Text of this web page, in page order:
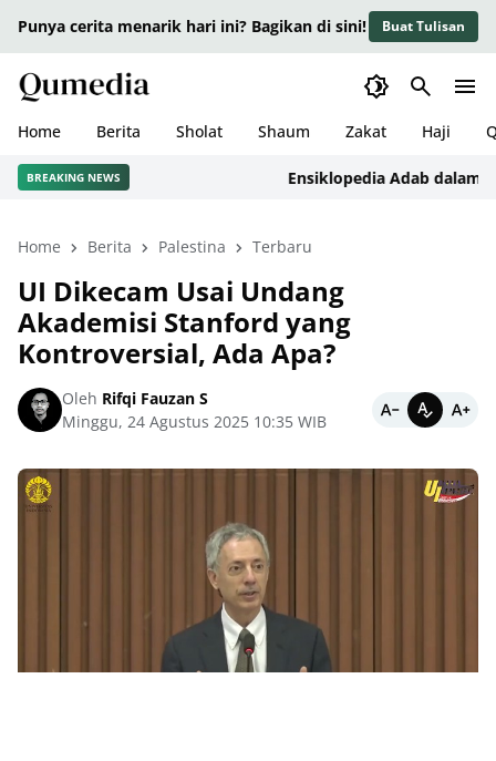
Punya cerita menarik hari ini? Bagikan di sini! Buat Tulisan
Home Berita Sholat Shaum Zakat Haji
BREAKING NEWS Ensiklopedia Adab dalam
Home Berita Palestina Terbaru
UI Dikecam Usai Undang
Akademisi Stanford yang
Kontroversial, Ada Apa?
Oleh Rifqi Fauzan S
Minggu, 24 Agustus 2025 10:35 WIB